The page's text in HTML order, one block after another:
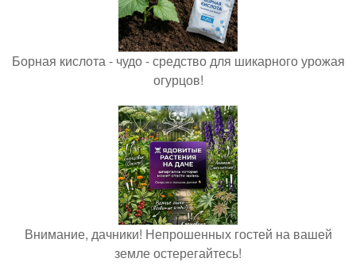
Борная кислота - чудо - средство для шикарного урожая
огурцов!
Внимание, дачники! Непрошенных гостей на вашей
земле остерегайтесь!